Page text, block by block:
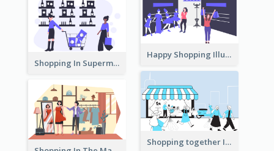
Happy Shopping Illustration
Shopping In Supermarket Illustration
Shopping together Illustration